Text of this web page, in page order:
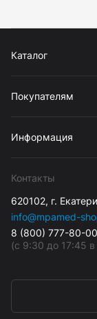
Каталог
Покупателям
Информация
Контакты
620102, г.
info@mpamed-
8 (800) 777-80-00
(с 9:30 до 17:45